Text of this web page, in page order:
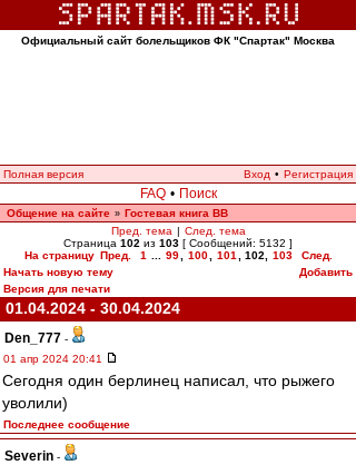
Официальный сайт болельщиков ФК "Спартак" Москва
Полная версия Вход • Регистрация
FAQ • Поиск
Общение на сайте » Гостевая книга ВВ
Пред. тема | След. тема
Страница 102 из 103 [ Сообщений: 5132 ]
На страницу Пред. 1 99 100 101 102 103
След.
Начать новую тему
Добавить
Версия для печати
01.04.2024 - 30.04.2024
Den_777 -
01 апр 2024 20:41
Сегодня один берлинец написал, что рыжего
уволили)
Последнее сообщение
Severin -